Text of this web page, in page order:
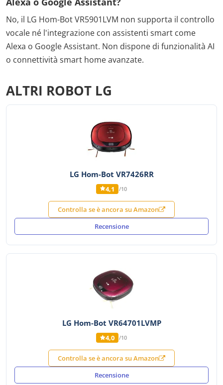
No, il LG Hom-Bot VR5901LVM non supporta il controllo
vocale né l'integrazione con assistenti smart come
Alexa o Google Assistant. Non dispone di funzionalità AI
o connettività smart home avanzate.
ALTRI ROBOT LG
LG Hom-Bot VR7426RR
4,1 /10
Controlla se è ancora su Amazon
Recensione
LG Hom-Bot VR64701LVMP
4,0 /10
Controlla se è ancora su Amazon
Recensione